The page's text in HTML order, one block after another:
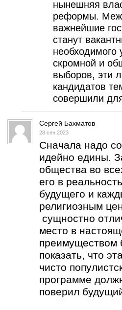
нынешняя
реформы.
важнейшие
станут
необходимого
скромной и
выборов, эти
кандидатов
совершили
Сергей Бахматов
28 сен 2023
Сначала надо
идейно едины.
общества во
его в
будущего и
религиозным
сущностно
место в
преимуществом
показать, что
чисто
программе
поверил